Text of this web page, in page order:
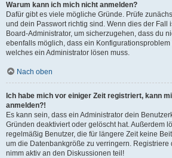
Warum kann ich mich nicht anmelden?
Dafür gibt es viele mögliche Gründe. Prüfe
und dein Passwort richtig sind. Wenn dies der Fall
Board-Administrator, um sicherzugehen, dass du
ebenfalls möglich, dass ein
welches ein Administrator lösen muss.
Nach oben
Ich habe mich vor einiger Zeit registriert, kann
anmelden?!
Es kann sein, dass ein Administrator dein
Gründen deaktiviert oder gelöscht hat. Außerdem
regelmäßig Benutzer, die für längere Zeit keine
um die Datenbankgröße zu verringern. Registriere
nimm aktiv an den Diskussionen teil!